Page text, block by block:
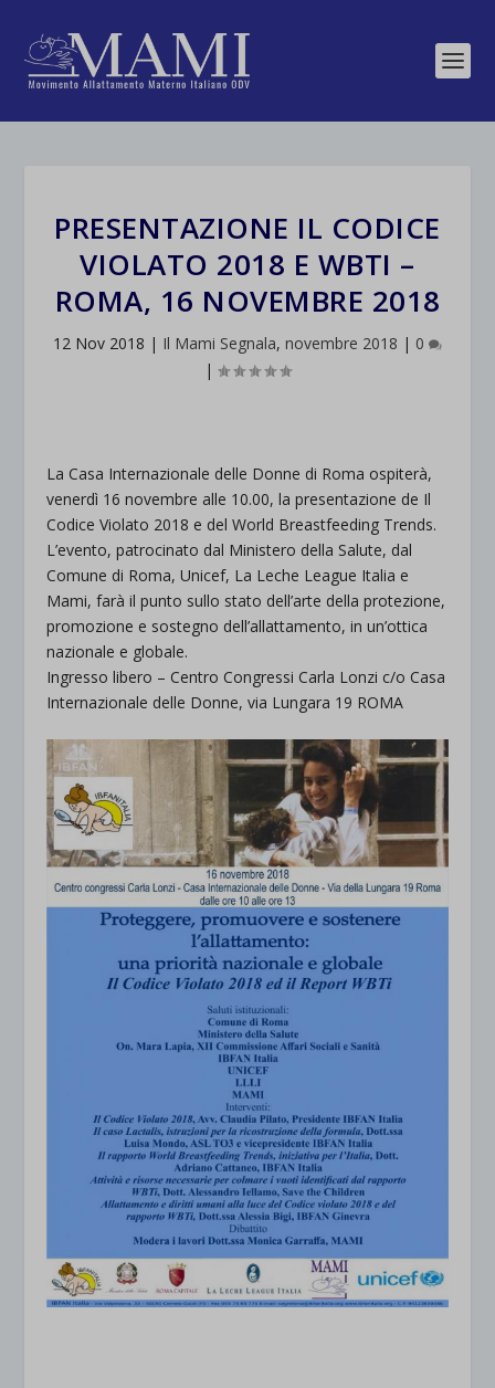
PRESENTAZIONE IL CODICE
VIOLATO 2018 E WBTI –
ROMA, 16 NOVEMBRE 2018
12 Nov 2018 | Il Mami Segnala, novembre 2018 | 0
|
La Casa Internazionale delle Donne di Roma ospiterà,
venerdì 16 novembre alle 10.00, la presentazione de Il
Codice Violato 2018 e del World Breastfeeding Trends.
L’evento, patrocinato dal Ministero della Salute, dal
Comune di Roma, Unicef, La Leche League Italia e
Mami, farà il punto sullo stato dell’arte della protezione,
promozione e sostegno dell’allattamento, in un’ottica
nazionale e globale.
Ingresso libero – Centro Congressi Carla Lonzi c/o Casa
Internazionale delle Donne, via Lungara 19 ROMA